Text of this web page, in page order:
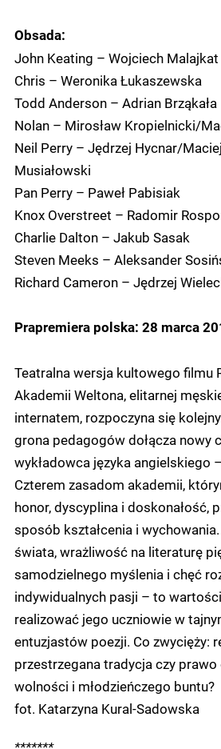
Obsada:
John Keating – Wojciech Malajkat
Chris – Weronika Łukaszewska
Todd Anderson – Adrian Brząkała
Nolan – Mirosław Kropielnicki/
Neil Perry – Jędrzej Hycnar/
Musiałowski
Pan Perry – Paweł Pabisiak
Knox Overstreet – Radomir
Charlie Dalton – Jakub Sasak
Steven Meeks – Aleksander
Richard Cameron – Jędrzej
Prapremiera polska: 28 marca
Teatralna wersja kultowego filmu
Akademii Weltona, elitarnej
internatem, rozpoczyna się
grona pedagogów dołącza nowy
wykładowca języka angielskiego
Czterem zasadom akademii,
honor, dyscyplina i doskonałość,
sposób kształcenia i
świata, wrażliwość na literaturę
samodzielnego myślenia i chęć
indywidualnych pasji – to
realizować jego uczniowie w
entuzjastów poezji. Co zwycięży:
przestrzegana tradycja czy prawo
wolności i młodzieńczego buntu?
fot. Katarzyna Kural-Sadowska